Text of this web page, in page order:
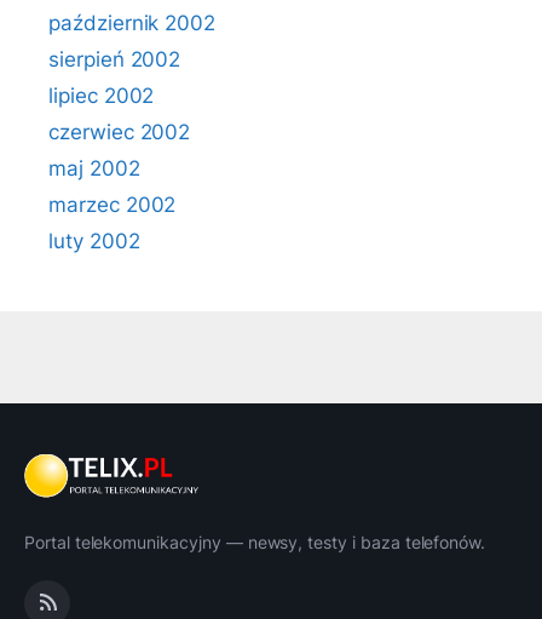
październik 2002
sierpień 2002
lipiec 2002
czerwiec 2002
maj 2002
marzec 2002
luty 2002
Portal telekomunikacyjny — newsy, testy i baza telefonów.